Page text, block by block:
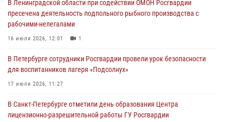
В Центральном районе росгвардейцы задержали хулигана,
пугавшего пневматическим пистолетом граждан в сквере напротив
Казанского собора
Сотрудники ОМОН "Бастион" организовали чемпионат по мини-
футболу в преддверии Дня физкультурника
В Санкт-Петербурге сотрудники Росгвардии провели
В Ленинградской области при содействии ОМОН Росгвардии
пресечена деятельность подпольного рыбного производства с
рабочими-нелегалами
16 июля 2026, 12:01 1
В Петербурге сотрудники Росгвардии провели урок безопасности
для воспитанников лагеря «Подсолнух»
17 июля 2026, 11:27
В Санкт-Петербурге отметили день образования Центра
лицензионно-разрешительной работы ГУ Росгвардии